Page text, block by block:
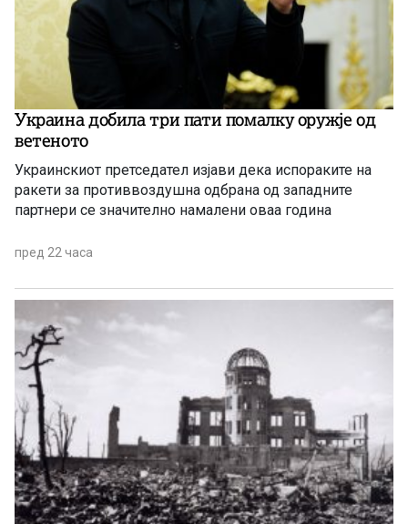
Украина добила три пати помалку оружје од
ветеното
Украинскиот претседател изјави дека испораките на
ракети за противвоздушна одбрана од западните
партнери се значително намалени оваа година
пред 22 часа